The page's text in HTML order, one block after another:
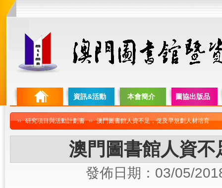
資訊&活動 本會簡介 圖協出版品
›› 研究項目與活動計劃書 ›› 澳門圖書館人資不足，促及早規劃人材培育
澳門圖書館人資
發佈日期：03/05/